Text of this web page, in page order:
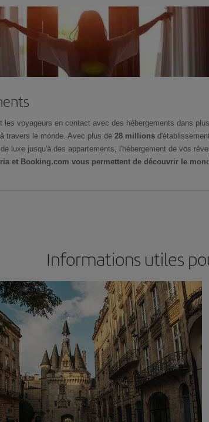
les voyageurs en contact avec des hébergements dans
à travers le monde. Avec plus de 28 millions
luxe jusqu'à des appartements, l'hébergement de vos
et Booking.com vous permettent de découvrir le
Informations utiles